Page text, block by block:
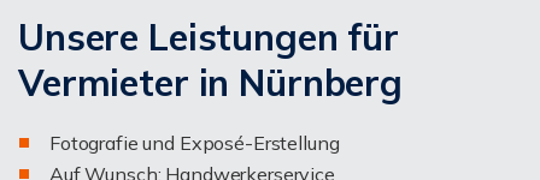
Unsere Leistungen für
Vermieter in Nürnberg
Fotografie und Exposé-Erstellung
Auf Wunsch: Handwerkerservice